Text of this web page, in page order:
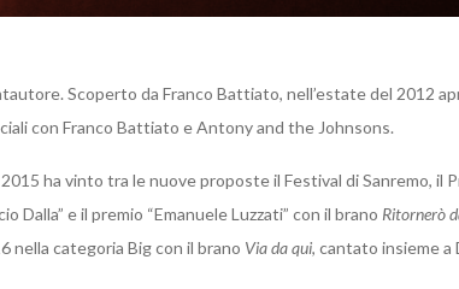
Scoperto da Franco Battiato, nell’estate del 2012
con Franco Battiato e Antony and the Johnsons.
ha vinto tra le nuove proposte il Festival di Sanremo, il
Dalla” e il premio “Emanuele Luzzati” con il brano Ritornerò
nella categoria Big con il brano Via da qui, cantato insieme a